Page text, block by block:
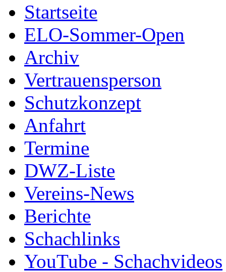
Startseite
ELO-Sommer-Open
Archiv
Vertrauensperson
Schutzkonzept
Anfahrt
Termine
DWZ-Liste
Vereins-News
Berichte
Schachlinks
YouTube - Schachvideos